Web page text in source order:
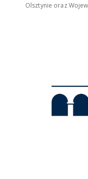
Olsztynie oraz